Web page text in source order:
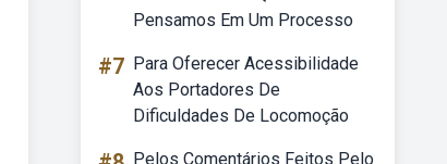
Pensamos Em Um Processo
#7 Para Oferecer Acessibilidade
Aos Portadores De
Dificuldades De Locomoção
Pelos Comentários Feitos Pelo